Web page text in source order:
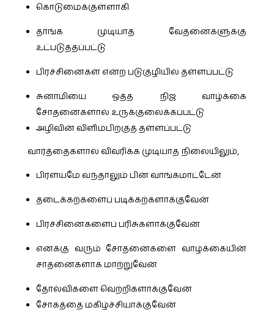
கொடுமைக்குள்ளாகி
தாங்க முடியாத வேதனைகளுக்கு
உட்படுத்தப்பட்டு
பிரச்சினைகள் என்ற படுகுழியில் தள்ளப்பட்டு
சுனாமியை ஒத்த நிஜ வாழ்க்கை
சோதனைகளால் உருக்குலைக்கப்பட்டு
அழிவின் விளிம்பிற்குத் தள்ளப்பட்டு
வார்த்தைகளால் விவரிக்க முடியாத நிலையிலும்,
பிரளயமே வந்தாலும் பின் வாங்கமாட்டேன்
தடைக்கற்களைப் படிக்கற்களாக்குவேன்
பிரச்சினைகளைப் பரிசுகளாக்குவேன்
எனக்கு வரும் சோதனைகளை வாழ்க்கையின்
சாதனைகளாக மாற்றுவேன்
தோல்விகளை வெற்றிகளாக்குவேன்
சோகத்தை மகிழ்ச்சியாக்குவேன்